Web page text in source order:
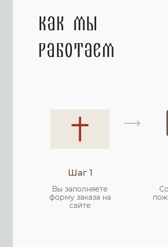
Как мы
работаем
Шаг 1
Вы заполняете
форму заказа на
сайте